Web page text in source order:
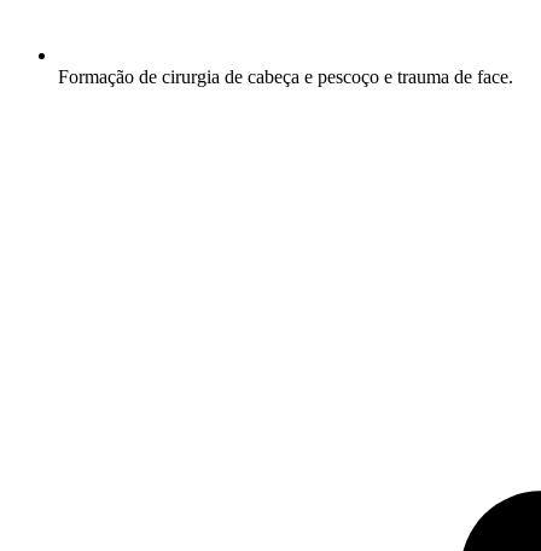
Formação de cirurgia de cabeça e pescoço e trauma de face.